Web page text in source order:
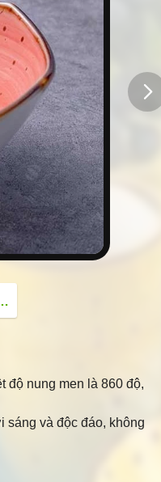
độ nung men là 860 độ,
sáng và độc đáo, không